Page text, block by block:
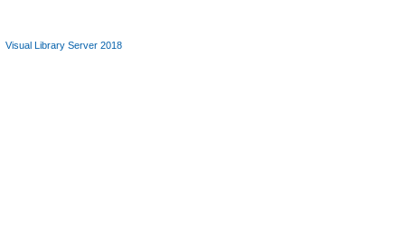
Visual Library Server 2018